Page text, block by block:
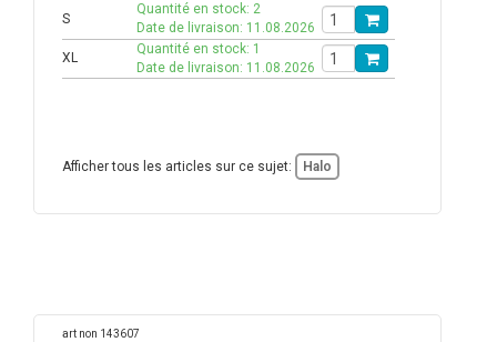
S
Quantité en stock: 2
Date de livraison: 11.08.2026
XL
Quantité en stock: 1
Date de livraison: 11.08.2026
Afficher tous les articles sur ce sujet: Halo
art non 143607